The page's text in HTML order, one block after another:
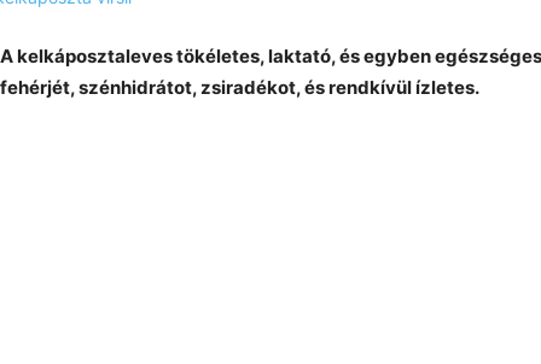
A kelkáposztaleves tökéletes, laktató, és egyben
fehérjét, szénhidrátot, zsiradékot, és rendkívül ízletes.